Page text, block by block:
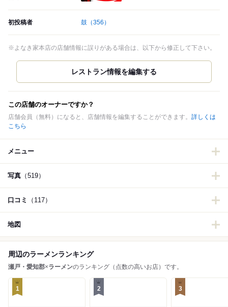
初投稿者 鼓 （356）
※よなき家本店の店舗情報に誤りがある場合は、以下から修正して下さい。
この店舗のオーナーですか？
店舗会員（無料）になると、店舗情報を編集することができます。 詳しくは
こちら
メニュー
写真 （519）
口コミ （117）
地図
周辺のラーメンランキング
瀬戸・愛知郡×ラーメンのランキング（点数の高いお店）です。
1 2 3